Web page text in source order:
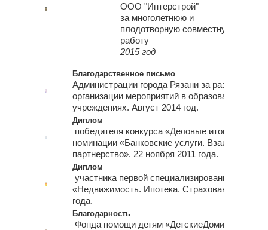
ООО "Интерстрой"
за многолетнюю и
плодотворную совместную
работу
2015 год
Благодарственное письмо
Администрации города Рязани за развитие и
организации мероприятий в образовательных
учреждениях. Август 2014 год.
Диплом
победителя конкурса «Деловые итоги года»
номинации «Банковские услуги.
партнерство». 22 ноября 2011 года.
Диплом
участника первой специализированной
«Недвижимость. Ипотека. Страхование». 24-
года.
Благодарность
Фонда помощи детям «ДетскиеДомики